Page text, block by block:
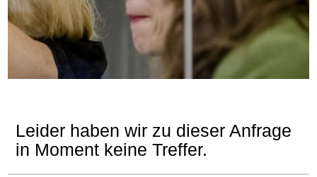
Leider haben wir zu dieser Anfrage
in Moment keine Treffer.